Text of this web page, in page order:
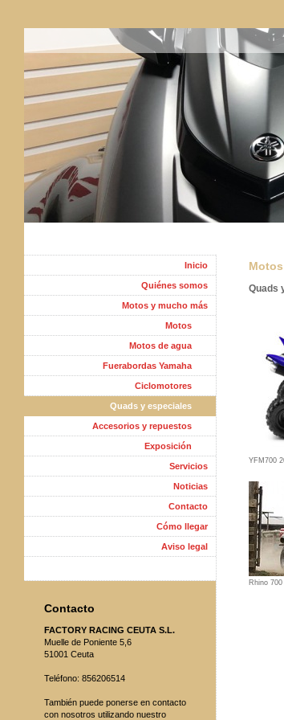
Quads
YFM700
Rhino
Inicio
Quiénes somos
Motos y mucho más
Motos
Motos de agua
Fuerabordas Yamaha
Ciclomotores
Quads y especiales
Accesorios y repuestos
Exposición
Servicios
Noticias
Contacto
Cómo llegar
Aviso legal
Contacto
FACTORY RACING CEUTA S.L.
Muelle de Poniente 5,6
51001 Ceuta
Teléfono: 856206514
También puede ponerse en contacto
con nosotros utilizando nuestro